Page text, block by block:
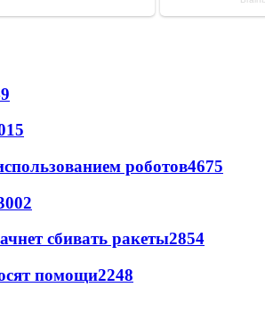
роботов4675
сбивать ракеты2854
помощи2248